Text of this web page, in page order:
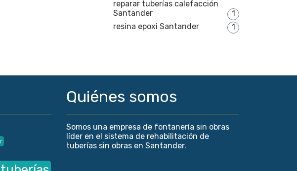
reparar tuberías calefacción
Santander
1
resina epoxi Santander
1
Quiénes somos
Somos una empresa de fontanería sin obras
líder en el sistema de rehabilitación de
tuberías sin obras en Santander.